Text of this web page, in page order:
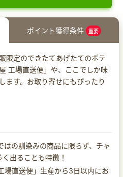
ポイント獲得条件 重要
限定のできたてあげたてのポテ
工場直送便」や、ここでしか味
ます。お取り寄せにもぴったり
の馴染みの商品に限らず、チャ
出ることも特徴！
場直送便」生産から3日以内にお